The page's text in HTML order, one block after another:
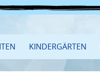
KINDERGÄRTEN